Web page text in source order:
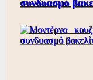
συνδυασμό